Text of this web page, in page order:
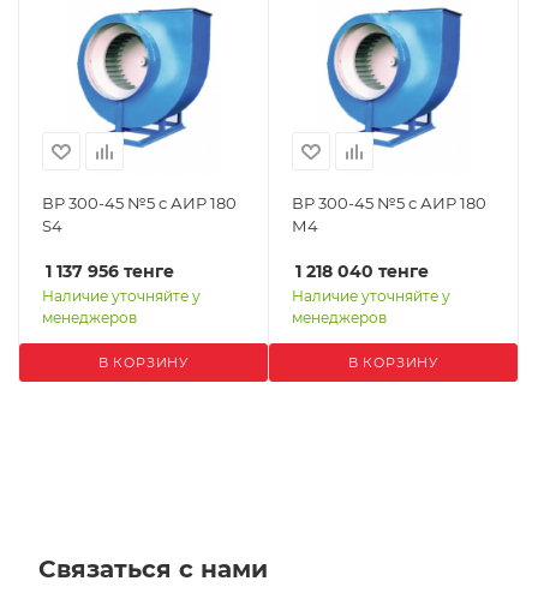
ВР 300-45 №5 с АИР 180
S4
1 137 956 тенге
Наличие уточняйте у
менеджеров
В КОРЗИНУ
ВР 300-45 №5 с АИР 180
М4
1 218 040 тенге
Наличие уточняйте у
менеджеров
В КОРЗИНУ
Связаться с нами